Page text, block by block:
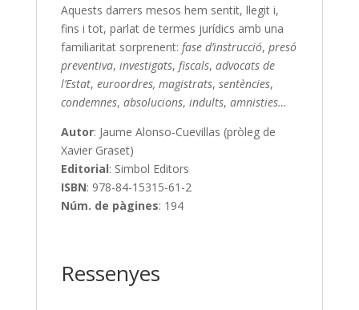
Aquests darrers mesos hem sentit, llegit i,
fins i tot, parlat de termes jurídics amb una
familiaritat sorprenent: fase d’instrucció, presó
preventiva, investigats, fiscals, advocats de
l’Estat, euroordres, magistrats, sentències,
condemnes, absolucions, indults, amnisties…
Autor: Jaume Alonso-Cuevillas (pròleg de
Xavier Graset)
Editorial: Simbol Editors
ISBN: 978-84-15315-61-2
Núm. de pàgines: 194
Ressenyes